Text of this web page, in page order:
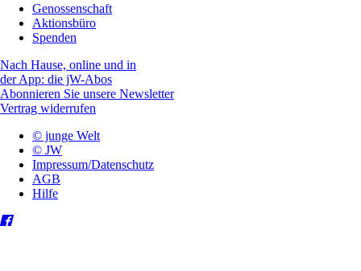
Genossenschaft
Aktionsbüro
Spenden
Nach Hause, online und in
der App: die jW-Abos
Abonnieren Sie unsere Newsletter
Vertrag widerrufen
© junge Welt
© JW
Impressum/Datenschutz
AGB
Hilfe